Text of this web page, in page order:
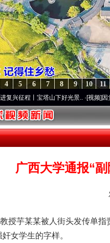
11
10
9
8
7
6
5
4
宝塔山下好光景..·[视频]因党而生 为
广西大学通报“
芋某某被人街头发传单指
女学生的字样。